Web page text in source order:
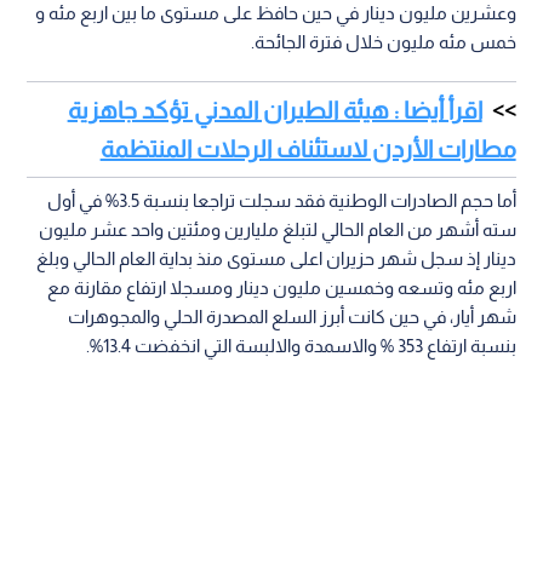
وعشرين مليون دينار في حين حافظ على مستوى ما بين اربع مئه و
خمس مئه مليون خلال فترة الجائحة.
اقرأ أيضا : هيئة الطيران المدني تؤكد جاهزية
مطارات الأردن لاستئناف الرحلات المنتظمة
أما حجم الصادرات الوطنية فقد سجلت تراجعا بنسبة 3.5% في أول
سته أشهر من العام الحالي لتبلغ مليارين ومئتين واحد عشر مليون
دينار إذ سجل شهر حزيران اعلى مستوى منذ بداية العام الحالي وبلغ
اربع مئه وتسعه وخمسين مليون دينار ومسجلا ارتفاع مقارنة مع
شهر أيار، في حين كانت أبرز السلع المصدرة الحلي والمجوهرات
بنسبة ارتفاع 353 % والاسمدة والالبسة التي انخفضت 13.4%.